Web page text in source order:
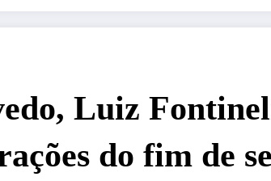
Luiz
do fim de